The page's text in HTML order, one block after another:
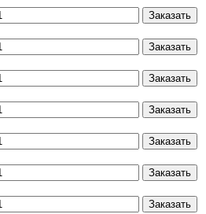
Заказать
Заказать
Заказать
Заказать
Заказать
Заказать
Заказать